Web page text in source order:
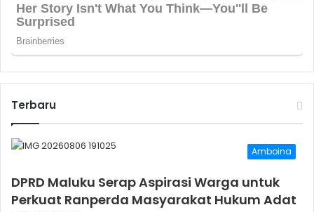
Terbaru
Amboina
DPRD Maluku Serap Aspirasi Warga untuk
Perkuat Ranperda Masyarakat Hukum Adat